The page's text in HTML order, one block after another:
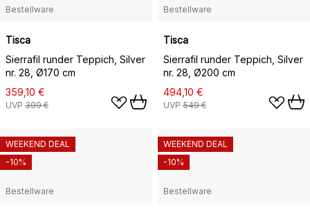
Bestellware
Tisca
Sierrafil runder Teppich, Silver
nr. 28, Ø170 cm
359,10 €
UVP 399 €
Bestellware
Tisca
Sierrafil runder Teppich, Silver
nr. 28, Ø200 cm
494,10 €
UVP 549 €
Bestellware
WEEKEND DEAL
-10%
Bestellware
WEEKEND DEAL
-10%